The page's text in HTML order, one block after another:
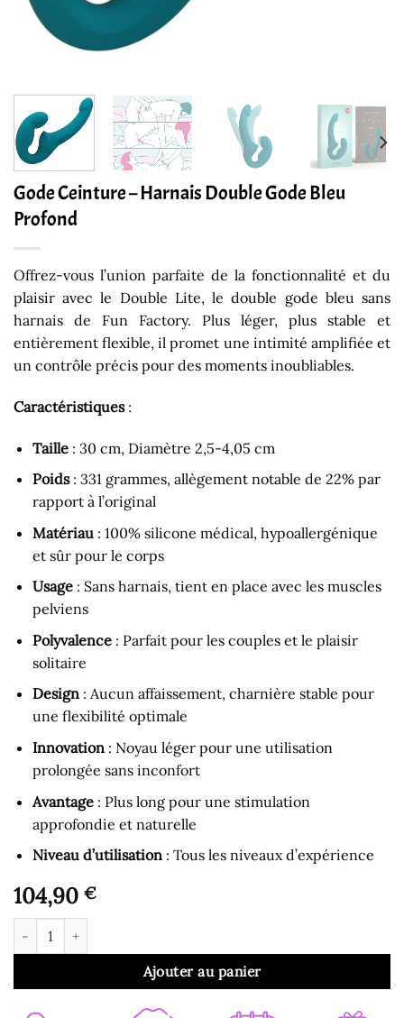
Gode Ceinture – Harnais Double Gode Bleu
Profond
Offrez-vous l’union parfaite de la fonctionnalité et du
plaisir avec le Double Lite, le double gode bleu sans
harnais de Fun Factory. Plus léger, plus stable et
entièrement flexible, il promet une intimité amplifiée et
un contrôle précis pour des moments inoubliables.
Caractéristiques:
Taille : 30 cm, Diamètre 2,5-4,05 cm
Poids : 331 grammes, allègement notable de 22% par
rapport à l’original
Matériau : 100% silicone médical, hypoallergénique
et sûr pour le corps
Usage : Sans harnais, tient en place avec les muscles
pelviens
Polyvalence : Parfait pour les couples et le plaisir
solitaire
Design : Aucun affaissement, charnière stable pour
une flexibilité optimale
Innovation : Noyau léger pour une utilisation
prolongée sans inconfort
Avantage : Plus long pour une stimulation
approfondie et naturelle
Niveau d’utilisation: Tous les niveaux d’expérience
104,90 €
quantité de Gode Ceinture - Harnais Double Gode Bleu Profond
Ajouter au panier